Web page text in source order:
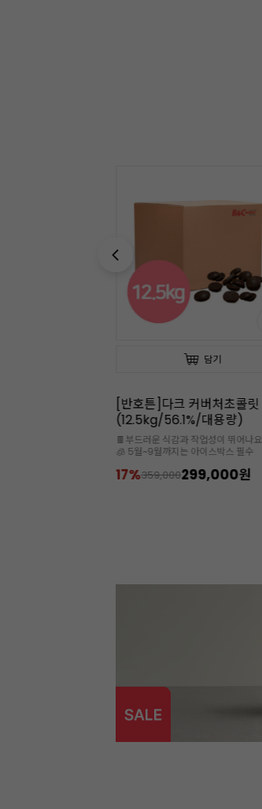
담기
[반호튼]다크 커버처초콜릿
(12.5kg/56.1%/대용량)
🍫부드러운 식감과 작업성이 뛰어나요
🧊 5월~9월까지는 아이스박스 필수
17%359,000299,000원